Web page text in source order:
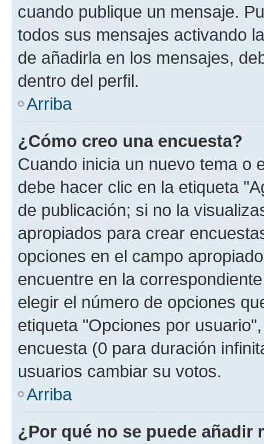
cuando publique un mensaje.
todos sus mensajes activando
de añadirla en los mensajes,
dentro del perfil.
Arriba
¿Cómo creo una encuesta?
Cuando inicia un nuevo tema o
debe hacer clic en la etiqueta
de publicación; si no la
apropiados para crear
opciones en el campo
encuentre en la
elegir el número de opciones
etiqueta "Opciones por
encuesta (0 para duración
usuarios cambiar su votos.
Arriba
¿Por qué no se puede añadir